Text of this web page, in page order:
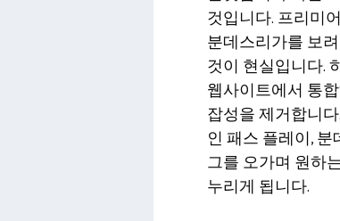
것입니다. 프리미
분데스리가를 보
것이 현실입니다.
웹사이트에서 통
잡성을 제거합니
인 패스 플레이,
그를 오가며 원하
누리게 됩니다.